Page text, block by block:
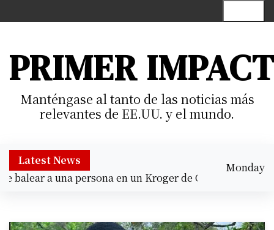
k
PRIMER
Manténgase al tanto de las noticias más
relevantes de EE.UU. y el mundo.
Latest News
a una persona en un Kroger de Cypress |
Prisión
Monday